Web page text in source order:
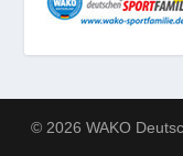
© 2026 WAKO